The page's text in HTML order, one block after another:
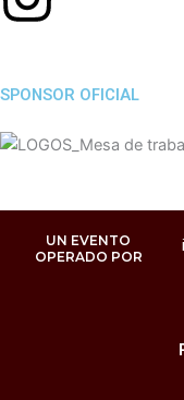
SPONSOR OFICIAL
UN EVENTO
OPERADO POR